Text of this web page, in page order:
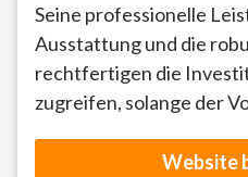
Seine professionelle
Ausstattung und die
rechtfertigen die
zugreifen, solange der
Website